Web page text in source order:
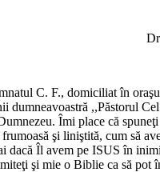
C. F., domiciliat în
dumneavoastră ,,Păstorul
Îmi place că
şi liniştită, cum să
dacă Îl avem pe ISUS în
şi mie o Biblie ca să pot